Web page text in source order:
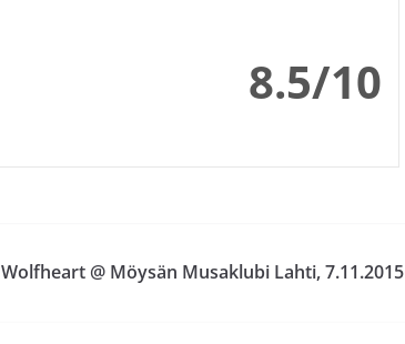
8.5/10
Wolfheart @ Möysän Musaklubi Lahti, 7.11.2015